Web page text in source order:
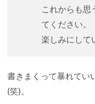
これからも思
てください。
楽しみにして
書きまくって暴れてい
(笑)。